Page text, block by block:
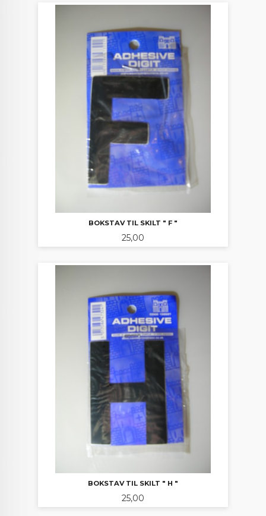
BOKSTAV TIL SKILT " F "
Pris
25,00
BOKSTAV TIL SKILT " H "
Pris
25,00